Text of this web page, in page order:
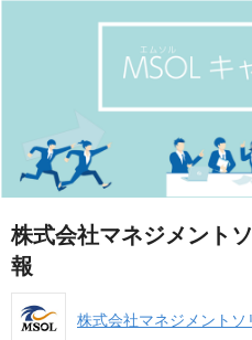
株式会社マネジメント
報
株式会社マネジメントソ